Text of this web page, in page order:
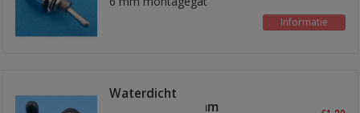
Informatie
Waterdicht
kondoompje 6mm